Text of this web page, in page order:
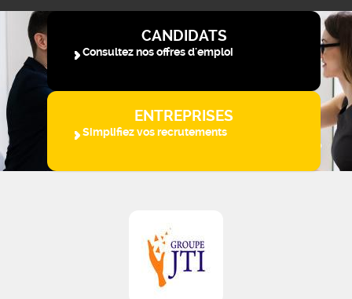
CANDIDATS
Consultez nos offres d'emploi
ENTREPRISES
Simplifiez vos recrutements